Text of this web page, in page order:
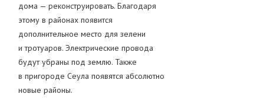
дома — реконструировать. Благодаря
этому в районах появится
дополнительное место для зелени
и тротуаров. Электрические провода
будут убраны под землю. Также
в пригороде Сеула появятся абсолютно
новые районы.